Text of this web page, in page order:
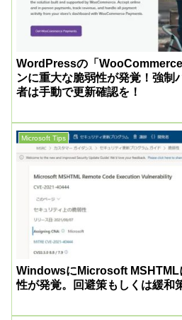
WordPressの「
ンに重大な脆弱性が発覚！強制
者は手動で更新確認を！
Microsoft Tips
WindowsにMicrosoft MSHTML
性が発覚。回避策もしくは緩和